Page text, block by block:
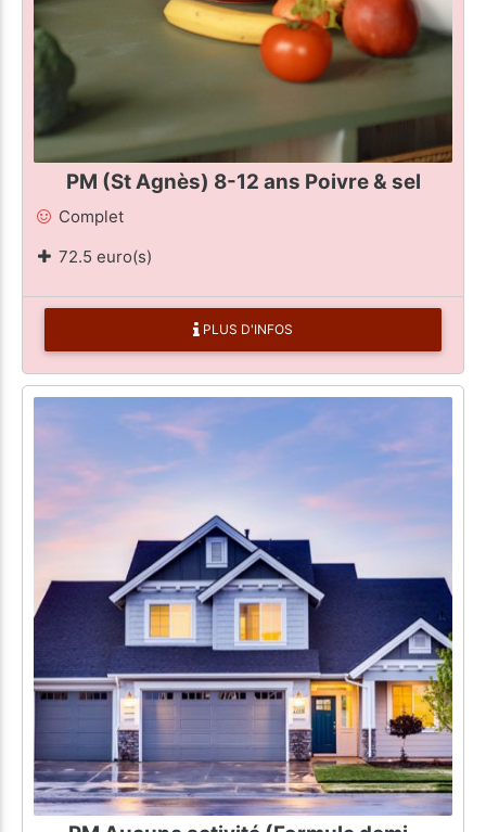
PM (St Agnès) 8-12 ans Poivre & sel
Complet
72.5 euro(s)
PLUS D'INFOS